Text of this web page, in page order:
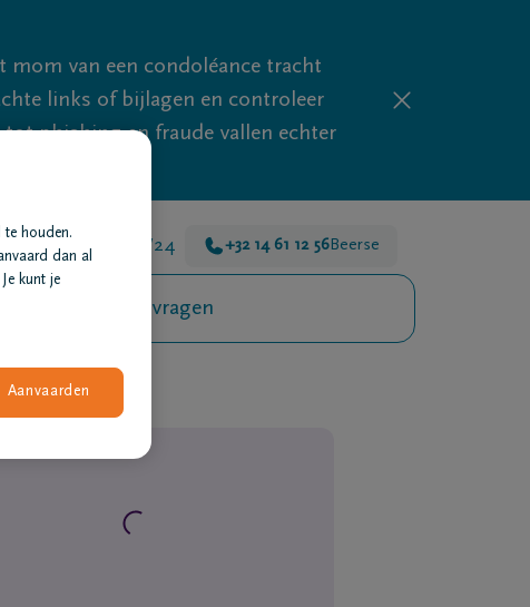
mom van een condoléance tracht
links of bijlagen en controleer
phishing en fraude vallen echter
zijn er voor je 24u/24 +32 14 61 12 56Beerse
Veelgestelde vragen
te houden.
dan al
kunt je
Aanvaarden